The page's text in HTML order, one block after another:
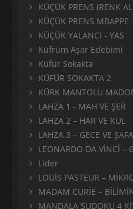
KÜÇÜK PRENS (RENK
KÜÇÜK PRENS MBAPPE
KÜÇÜK YALANCI - YAS
Küfrüm Aşar Edebimi
Küfür Sokakta
KÜFÜR SOKAKTA 2
KÜRK MANTOLU
LAHZA 1 - MAH VE ŞER
LAHZA 2 – HAR VE KÜL
LAHZA 3 – GECE VE
LEONARDO DA VİNCİ –
Lider
LOUİS PASTEUR –
MADAM CURİE –
MANDALA SUDOKU 4